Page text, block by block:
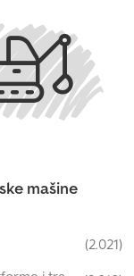
mašine
(2.021)